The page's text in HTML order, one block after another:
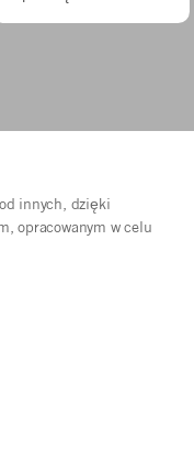
innych, dzięki
opracowanym w celu